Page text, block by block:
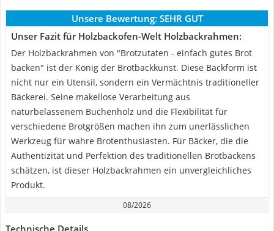
Unsere Bewertung: SEHR GUT
Unser Fazit für Holzbackofen-Welt Holzbackrahmen:
Der Holzbackrahmen von "Brotzutaten - einfach gutes Brot
backen" ist der König der Brotbackkunst. Diese Backform ist
nicht nur ein Utensil, sondern ein Vermächtnis traditioneller
Bäckerei. Seine makellose Verarbeitung aus
naturbelassenem Buchenholz und die Flexibilität für
verschiedene Brotgrößen machen ihn zum unerlässlichen
Werkzeug für wahre Brotenthusiasten. Für Bäcker, die die
Authentizität und Perfektion des traditionellen Brotbackens
schätzen, ist dieser Holzbackrahmen ein unvergleichliches
Produkt.
08/2026
Technische Details